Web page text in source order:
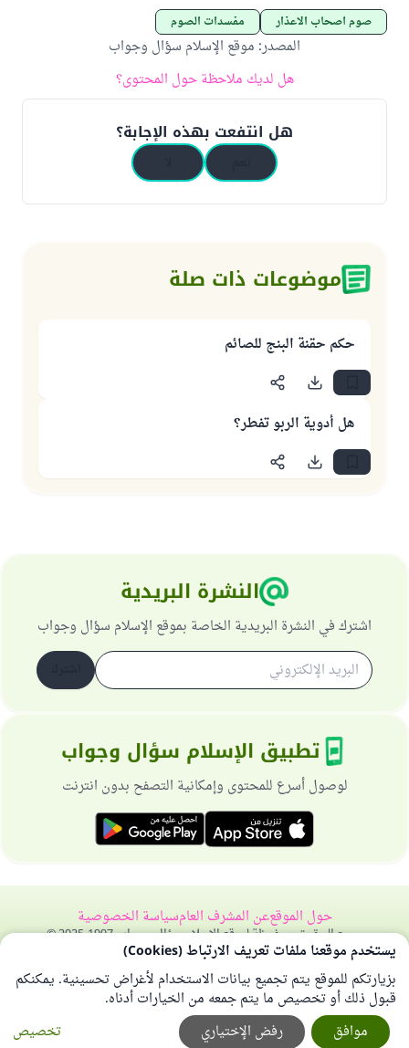
صوم أصحاب الأعذار مفسدات الصوم
المصدر: موقع الإسلام سؤال وجواب
هل لديك ملاحظة حول المحتوى؟
هل انتفعت بهذه الإجابة؟
موضوعات ذات صلة
حكم حقنة البنج للصائم
هل أدوية الربو تفطر؟
النشرة البريدية
اشترك في النشرة البريدية الخاصة بموقع الإسلام سؤال وجواب
تطبيق الإسلام سؤال وجواب
لوصول أسرع للمحتوى وإمكانية التصفح بدون انترنت
حول الموقععن المشرف العامسياسة الخصوصية
جميع الحقوق محفوظة لموقع الإسلام سؤال وجواب 1997-2025 ©
يستخدم موقعنا ملفات تعريف الارتباط (Cookies)
بزيارتكم للموقع يتم تجميع بيانات الاستخدام لأغراض تحسينية. يمكنكم
قبول ذلك أو تخصيص ما يتم جمعه من الخيارات أدناه.
تخصيص
رفض الإختياري موافق